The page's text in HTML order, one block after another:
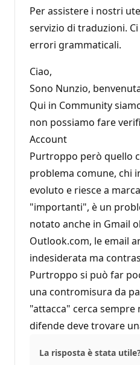
d
i
r
e
z
o
e
Per assistere i nostri
servizio di traduzioni.
errori grammaticali.
Ciao,
Sono Nunzio,
Qui in Community
non possiamo fare
Account
Purtroppo però quello
problema comune, chi
evoluto e riesce a
"importanti", è un
notato anche in Gmail
Outlook.com, le email
indesiderata ma
Purtroppo si può far
una contromisura da
"attacca" cerca sempre
difende deve trovare
La risposta è stata